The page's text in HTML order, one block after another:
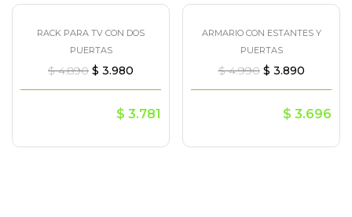
¡Oferta!
RACK PARA TV CON DOS
PUERTAS
$4.890 $ 3.980
$ 3.781
¡Oferta!
ARMARIO CON ESTANTES Y
PUERTAS
$4.990 $ 3.890
$ 3.696